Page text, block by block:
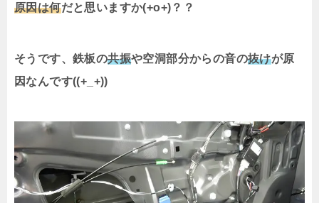
原因は何だと思いますか(+o+)？？
そうです、鉄板の共振や空洞部分からの音の抜けが原
因なんです((+_+))